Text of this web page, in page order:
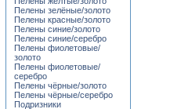
Пелены зелёные/золото
Пелены красные/золото
Пелены синие/золото
Пелены синие/серебро
Пелены фиолетовые/
золото
Пелены фиолетовые/
серебро
Пелены чёрные/золото
Пелены чёрные/серебро
Подризники